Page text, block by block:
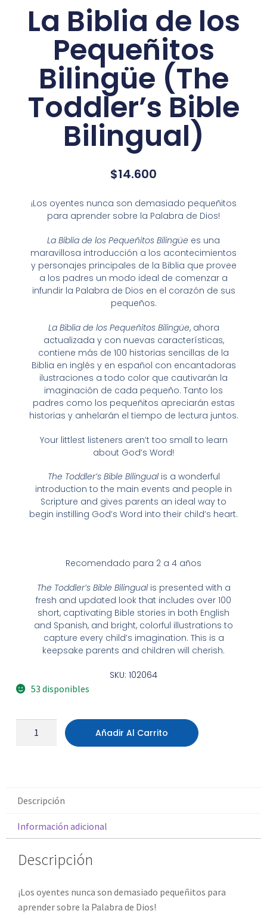
La Biblia de los
Pequeñitos
Bilingüe (The
Toddler’s Bible
Bilingual)
$14.600
¡Los oyentes nunca son demasiado pequeñitos
para aprender sobre la Palabra de Dios!
La Biblia de los Pequeñitos Bilingüe es una
maravillosa introducción a los acontecimientos
y personajes principales de la Biblia que provee
a los padres un modo ideal de comenzar a
infundir la Palabra de Dios en el corazón de sus
pequeños.
La Biblia de los Pequeñitos Bilingüe, ahora
actualizada y con nuevas características,
contiene más de 100 historias sencillas de la
Biblia en inglés y en español con encantadoras
ilustraciones a todo color que cautivarán la
imaginación de cada pequeño. Tanto los
padres como los pequeñitos apreciarán estas
historias y anhelarán el tiempo de lectura juntos.
Your littlest listeners aren’t too small to learn
about God’s Word!
The Toddler’s Bible Bilingualis a wonderful
introduction to the main events and people in
Scripture and gives parents an ideal way to
begin instilling God’s Word into their child’s heart.
Recomendado para 2 a 4 años
The Toddler’s Bible Bilingualis presented with a
fresh and updated look that includes over 100
short, captivating Bible stories in both English
and Spanish, and bright, colorful illustrations to
capture every child’s imagination. This is a
keepsake parents and children will cherish.
SKU: 102064
53 disponibles
Añadir Al Carrito
Descripción
Información adicional
Descripción
¡Los oyentes nunca son demasiado pequeñitos para
aprender sobre la Palabra de Dios!